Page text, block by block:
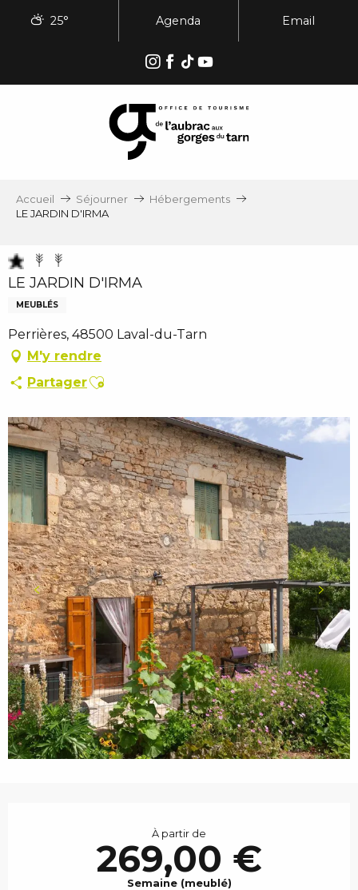
25° Agenda Email
Accueil Séjourner
Hébergements
LE JARDIN D'IRMA
LE JARDIN D'IRMA
MEUBLÉS
Perrières, 48500 Laval-du-Tarn
M'y rendre
PartagerAjouter aux favoris
À partir de
269,00 €
Semaine (meublé)